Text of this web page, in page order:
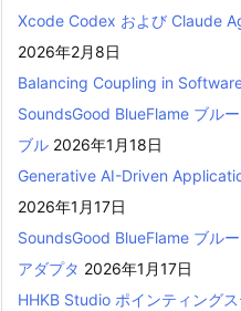
Xcode Codex および Claude
2026年2月8日
Balancing Coupling in
SoundsGood BlueFlame ブル
ブル 2026年1月18日
Generative AI-Driven
2026年1月17日
SoundsGood BlueFlame ブル
アダプタ 2026年1月17日
HHKB Studio ポインティング